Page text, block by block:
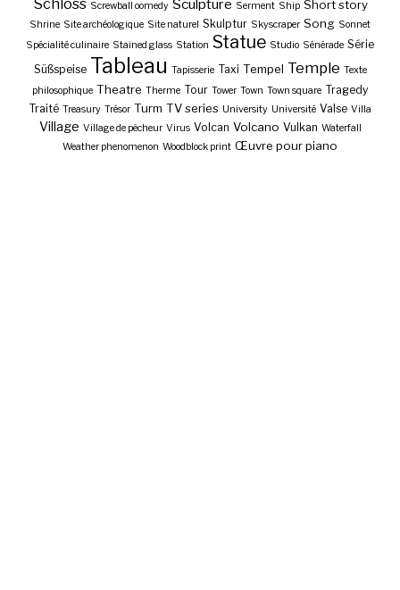
Schloss Screwball oomedy Sculpture Serment Ship Short story
Shrine Site archéologique Site naturel Skulptur Skyscraper Song Sonnet
Spécialité culinaire Stained glass Station Statue Studio Sénérade Série
Süßspeise Tableau Tapisserie Taxi Tempel Temple Texte
philosophique Theatre Therme Tour Tower Town Town square Tragedy
Traité Treasury Trésor Turm TV series University Université Valse Villa
Village Village de pêcheur Virus Volcan Volcano Vulkan Waterfall
Weather phenomenon Woodblock print Œuvre pour piano